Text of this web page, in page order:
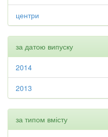
центри
за датою випуску
2014
2013
за типом вмісту